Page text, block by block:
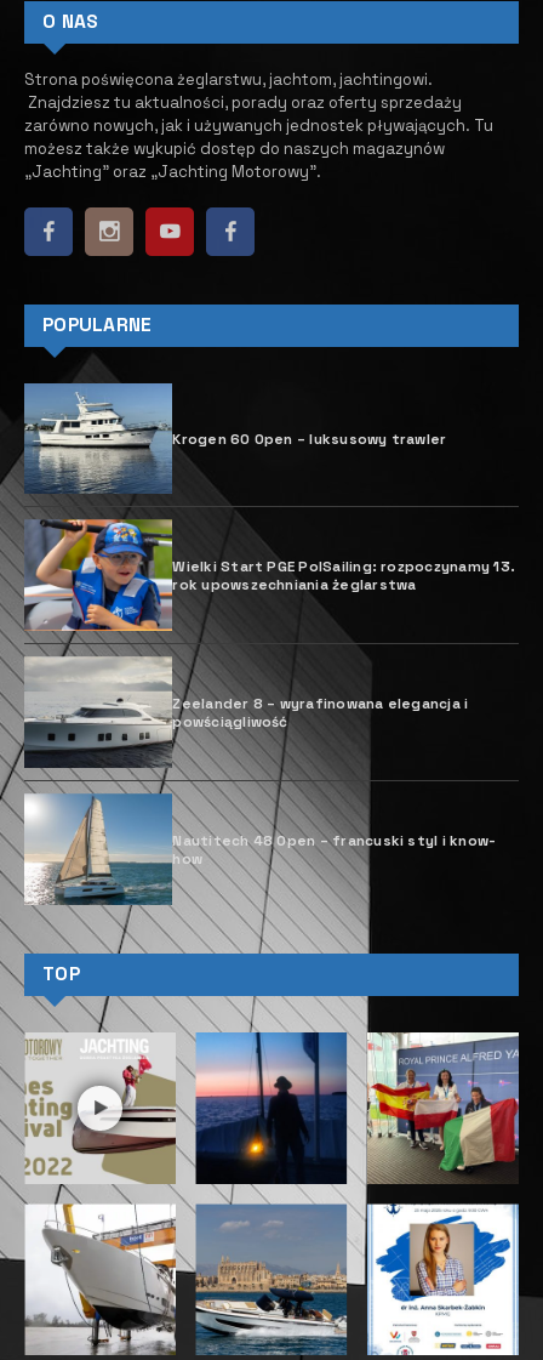
O NAS
Strona poświęcona żeglarstwu, jachtom, jachtingowi.
Znajdziesz tu aktualności, porady oraz oferty sprzedaży
zarówno nowych, jak i używanych jednostek pływających. ​ Tu
możesz także wykupić dostęp do naszych magazynów
„Jachting” oraz „Jachting Motorowy”.
POPULARNE
Krogen 60 Open – luksusowy trawler
Wielki Start PGE PolSailing: rozpoczynamy 13.
rok upowszechniania żeglarstwa
Zeelander 8 – wyrafinowana elegancja i
powściągliwość
Nautitech 48 Open – francuski styl i know-
how
TOP